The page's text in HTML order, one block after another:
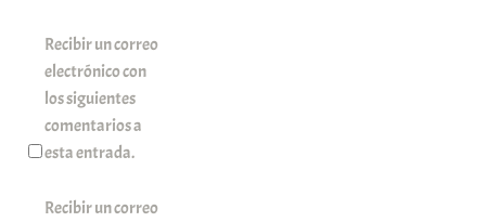
Recibir un correo
electrónico con
los siguientes
comentarios a
esta entrada.
Recibir un correo